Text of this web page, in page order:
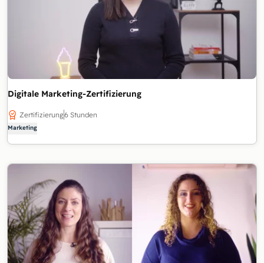
Digitale Marketing-Zertifizierung
Zertifizierung6 Stunden
Marketing